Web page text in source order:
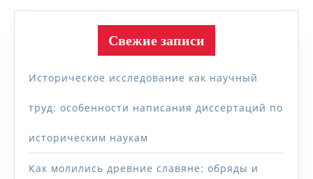
Свежие записи
Историческое исследование как научный
труд: особенности написания диссертаций по
историческим наукам
Как молились древние славяне: обряды и